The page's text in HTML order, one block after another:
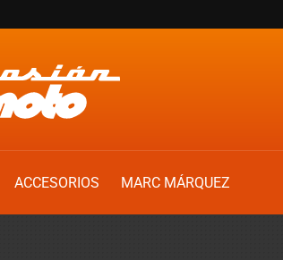
ACCESORIOS
MARC MÁRQUEZ